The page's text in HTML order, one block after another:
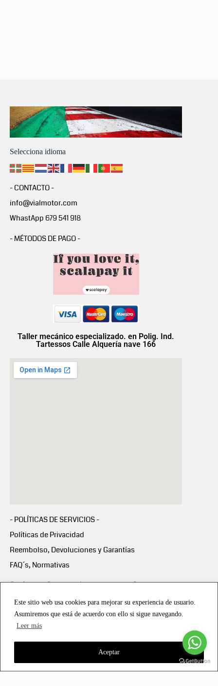
Este sitio web usa cookies para mejorar su experiencia de usuario.
Asumiremos que está de acuerdo con ello si sigue navegando.
Leer más
Aceptar
Selecciona idioma
- CONTACTO -
info@vialmotor.com
WhastApp 679 541 918
- MÉTODOS DE PAGO -
Taller mecánico especializado. en Polig. Ind.
Tartessos Calle Alquería nave 166
- POLÍTICAS DE SERVICIOS -
Políticas de Privacidad
Reembolso, Devoluciones y Garantías
FAQ´s, Normativas
Scalapay:Compra ahora y paga en 3 cuotas
Scalapay Política Privacidad
Copyright © 2021 all rights reserved - Vialmotor